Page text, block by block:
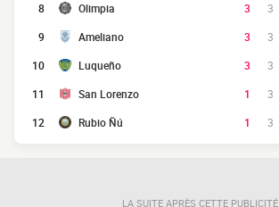
8 Olimpia 3 3
9 Ameliano 3 3
10 Luqueño 3 3
11 San Lorenzo 1 3
12 Rubio Ñú 1 3
LA SUITE APRÈS CETTE PUBLICITÉ